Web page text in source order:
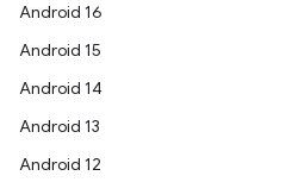
Android 16
Android 15
Android 14
Android 13
Android 12